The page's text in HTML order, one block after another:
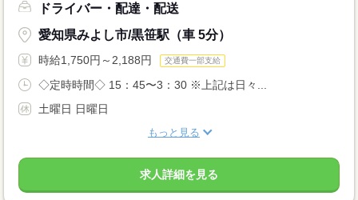
ドライバー・配達・配送
愛知県みよし市/黒笹駅（車 5分）
時給1,750円～2,188円 交通費一部支給
◇定時時間◇ 15：45〜3：30 ※上記は日々...
土曜日 日曜日
もっと見る
求人詳細を見る